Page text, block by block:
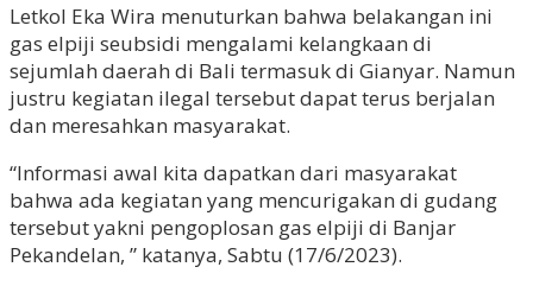
Letkol Eka Wira menuturkan bahwa belakangan ini
gas elpiji seubsidi mengalami kelangkaan di
sejumlah daerah di Bali termasuk di Gianyar. Namun
justru kegiatan ilegal tersebut dapat terus berjalan
dan meresahkan masyarakat.
“Informasi awal kita dapatkan dari masyarakat
bahwa ada kegiatan yang mencurigakan di gudang
tersebut yakni pengoplosan gas elpiji di Banjar
Pekandelan, ” katanya, Sabtu (17/6/2023).